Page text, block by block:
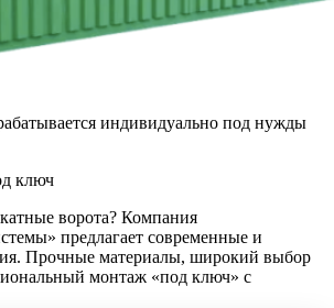
индивидуально под нужды
ключ
ворота? Компания
предлагает современные и
Прочные материалы, широкий выбор
монтаж «под ключ» с